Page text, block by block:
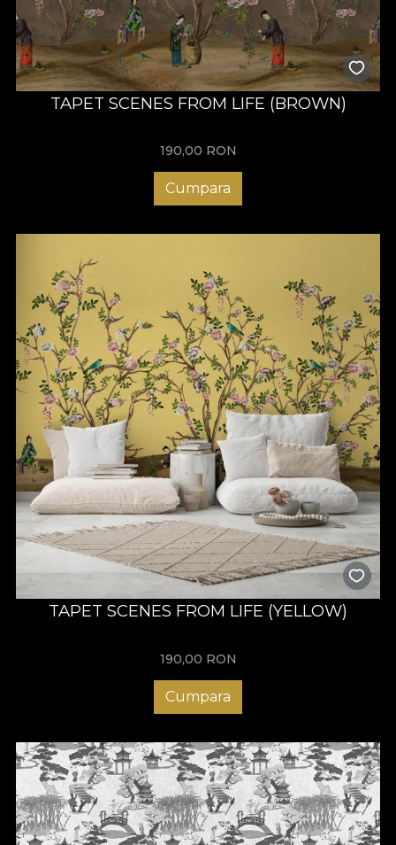
TAPET SCENES FROM LIFE (BROWN)
190,00 RON
Cumpara
TAPET SCENES FROM LIFE (YELLOW)
190,00 RON
Cumpara